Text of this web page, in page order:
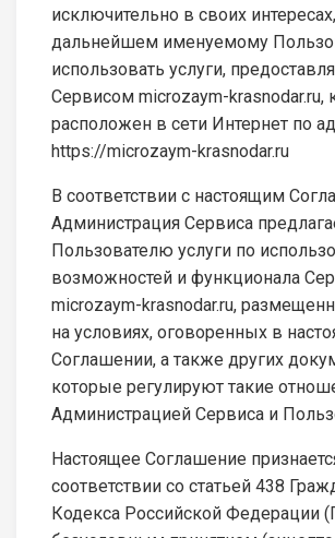
исключительно в своих
дальнейшем именуемому
использовать услуги,
Сервисом microzaym-krasnodar.ru,
расположен в сети Интернет по
https://microzaym-krasnodar.ru
В соответствии с настоящим
Администрация Сервиса
Пользователю услуги по
возможностей и функционала
microzaym-krasnodar.ru,
на условиях, оговоренных в
Соглашении, а также других
которые регулируют такие
Администрацией Сервиса и
Настоящее Соглашение
соответствии со статьей 438
Кодекса Российской Федерации